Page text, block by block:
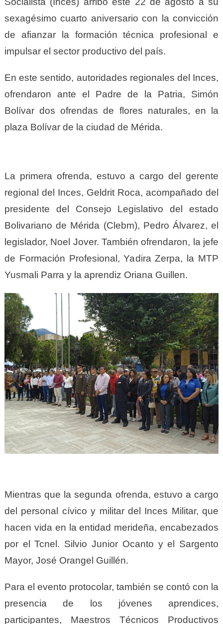
sexagésimo cuarto aniversario con la convicción
de afianzar la formación técnica profesional e
impulsar el sector productivo del país.
En este sentido, autoridades regionales del Inces,
ofrendaron ante el Padre de la Patria, Simón
Bolívar dos ofrendas de flores naturales, en la
plaza Bolívar de la ciudad de Mérida.
La primera ofrenda, estuvo a cargo del gerente
regional del Inces, Geldrit Roca, acompañado del
presidente del Consejo Legislativo del estado
Bolivariano de Mérida (Clebm), Pedro Álvarez, el
legislador, Noel Jover. También ofrendaron, la jefe
de Formación Profesional, Yadira Zerpa, la MTP
Yusmali Parra y la aprendiz Oriana Guillen.
Mientras que la segunda ofrenda, estuvo a cargo
del personal cívico y militar del Inces Militar, que
hacen vida en la entidad merideña, encabezados
por el Tcnel. Silvio Junior Ocanto y el Sargento
Mayor, José Orangel Guillén.
Para el evento protocolar, también se contó con la
presencia de los jóvenes aprendices,
participantes, Maestros Técnicos Productivos